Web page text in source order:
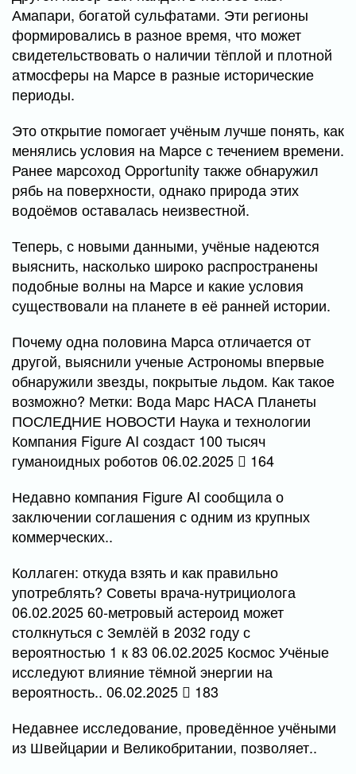
Амапари, богатой сульфатами. Эти регионы
формировались в разное время, что может
свидетельствовать о наличии тёплой и плотной
атмосферы на Марсе в разные исторические
периоды.
Это открытие помогает учёным лучше понять, как
менялись условия на Марсе с течением времени.
Ранее марсоход Opportunity также обнаружил
рябь на поверхности, однако природа этих
водоёмов оставалась неизвестной.
Теперь, с новыми данными, учёные надеются
выяснить, насколько широко распространены
подобные волны на Марсе и какие условия
существовали на планете в её ранней истории.
Почему одна половина Марса отличается от
другой, выяснили ученые Астрономы впервые
обнаружили звезды, покрытые льдом. Как такое
возможно? Метки: Вода Марс НАСА Планеты
ПОСЛЕДНИЕ НОВОСТИ Наука и технологии
Компания Figure AI создаст 100 тысяч
гуманоидных роботов 06.02.2025
164
Недавно компания Figure AI сообщила о
заключении соглашения с одним из крупных
коммерческих..
Коллаген: откуда взять и как правильно
употреблять? Советы врача-нутрициолога
06.02.2025 60-метровый астероид может
столкнуться с Землёй в 2032 году с
вероятностью 1 к 83 06.02.2025 Космос Учёные
исследуют влияние тёмной энергии на
вероятность.. 06.02.2025
183
Недавнее исследование, проведённое учёными
из Швейцарии и Великобритании, позволяет..